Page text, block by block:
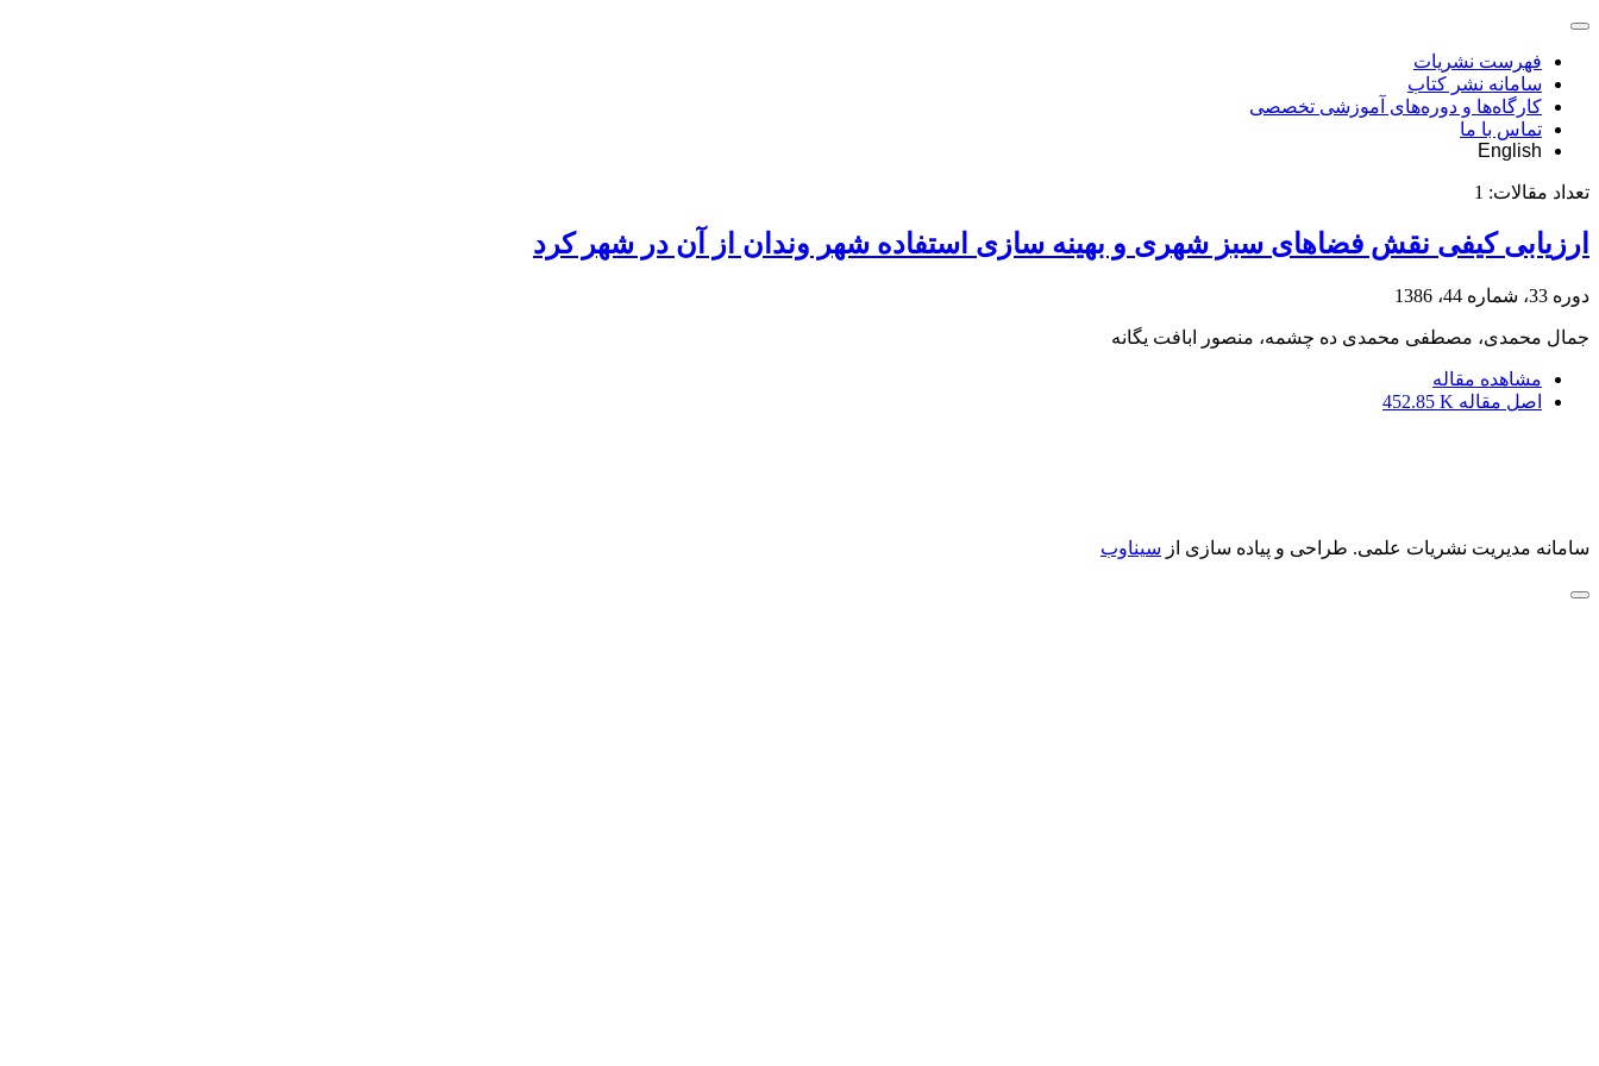
فهرست نشریات
سامانه نشر کتاب
کارگاه‌ها و دوره‌های آموزشی تخصصی
تماس با ما
English
تعداد مقالات: 1
ارزیابی کیفی نقش فضاهای سبز شهری و بهینه سازی استفاده شهر وندان از آن در شهر کرد
دوره 33، شماره 44، 1386
جمال محمدی، مصطفی محمدی ده چشمه، منصور ابافت یگانه
مشاهده مقاله
اصل مقاله 452.85 K
سامانه مدیریت نشریات علمی. طراحی و پیاده سازی از سیناوب